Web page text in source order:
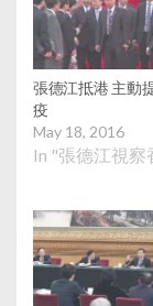
張德江抵港 主動
疫
May 18, 2016
In "張德江視察